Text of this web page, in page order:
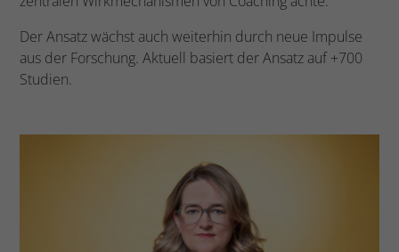
Der Ansatz wächst auch weiterhin durch neue Impulse
aus der Forschung. Aktuell basiert der Ansatz auf +700
Studien.